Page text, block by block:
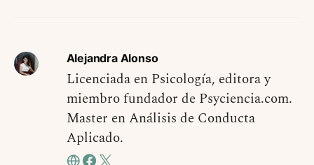
Alejandra Alonso
Licenciada en Psicología, editora y
miembro fundador de Psyciencia.com.
Master en Análisis de Conducta
Aplicado.